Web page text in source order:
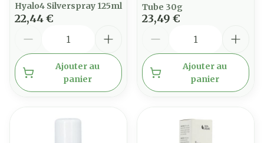
Hyalo4 Silverspray 125ml
22,44 €
Ajouter au
panier
Tube 30g
23,49 €
Ajouter au
panier